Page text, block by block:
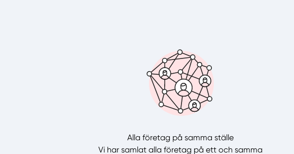
Alla företag på samma ställe
Vi har samlat alla företag på ett och samma